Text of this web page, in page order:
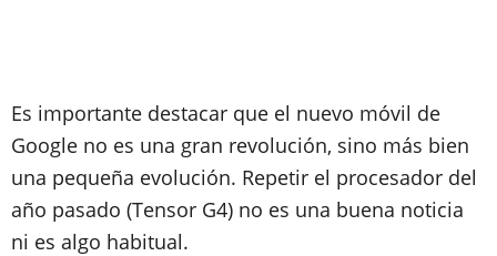
Es importante destacar que el nuevo móvil de
Google no es una gran revolución, sino más bien
una pequeña evolución. Repetir el procesador del
año pasado (Tensor G4) no es una buena noticia
ni es algo habitual.